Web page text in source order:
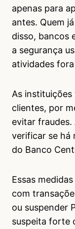
apenas para
antes. Quem
disso, bancos
a segurança
atividades
As
clientes, por
evitar fraudes.
verificar se há
do Banco
Essas
com
ou suspender
suspeita forte